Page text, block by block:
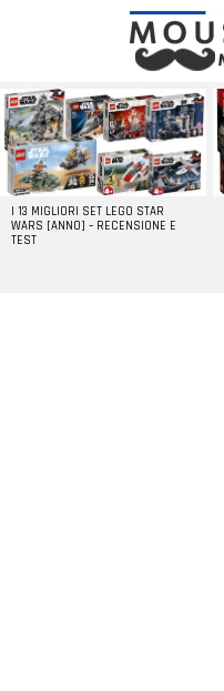
LATEST
STORIES
I 13 MIGLIORI SET LEGO STAR
WARS [ANNO] – RECENSIONE E
TEST